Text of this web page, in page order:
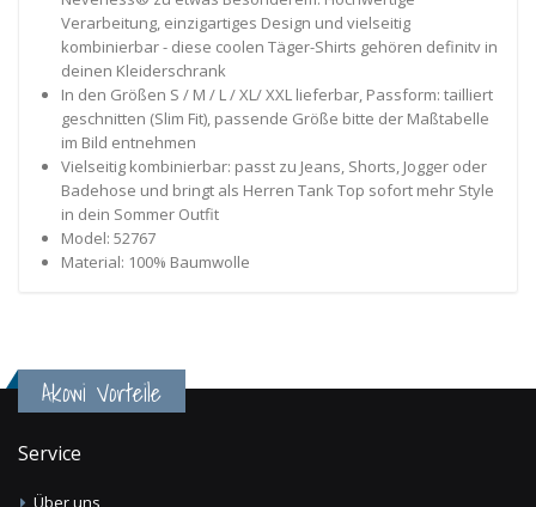
Verarbeitung, einzigartiges Design und vielseitig
kombinierbar - diese coolen Täger-Shirts gehören definitv in
deinen Kleiderschrank
In den Größen S / M / L / XL/ XXL lieferbar, Passform: tailliert
geschnitten (Slim Fit), passende Größe bitte der Maßtabelle
im Bild entnehmen
Vielseitig kombinierbar: passt zu Jeans, Shorts, Jogger oder
Badehose und bringt als Herren Tank Top sofort mehr Style
in dein Sommer Outfit
Model: 52767
Material: 100% Baumwolle
Akowi Vorteile
Service
Über uns